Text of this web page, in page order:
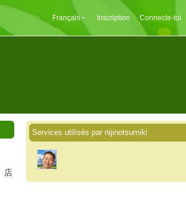
Français Inscription Connecte-toi
店
Services utilisés par nijinotsumiki